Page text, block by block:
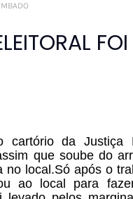
cartório da Justiça
que soube do
local.Só após o
ao local para